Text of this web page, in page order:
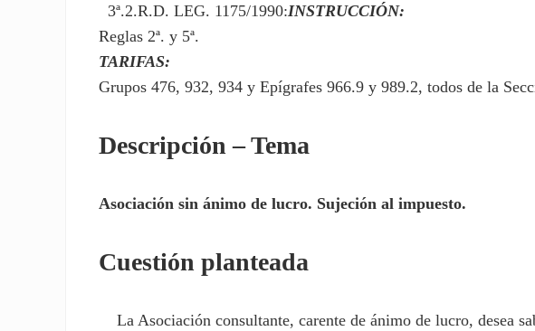
3ª.2.R.D. LEG. 1175/1990:INSTRUCCIÓN:
Reglas 2ª. y 5ª.
TARIFAS:
Grupos 476, 932, 934 y Epígrafes 966.9 y 989.2, todos de la
Descripción – Tema
Asociación sin ánimo de lucro. Sujeción al impuesto.
Cuestión planteada
La Asociación consultante, carente de ánimo de lucro, desea